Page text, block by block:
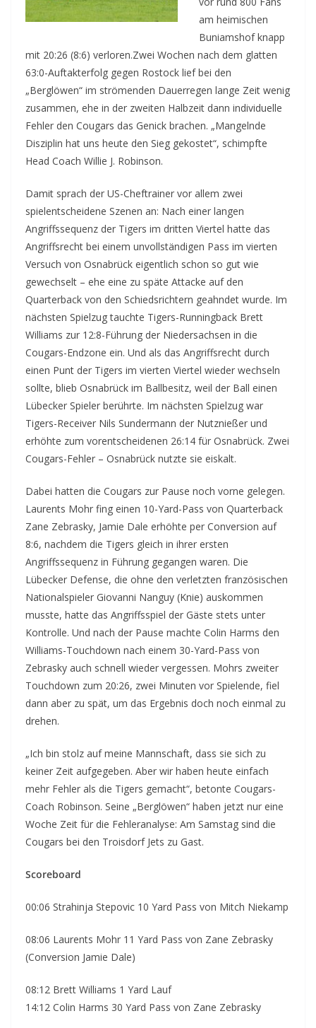
am heimischen
Buniamshof knapp
mit 20:26 (8:6) verloren.Zwei Wochen nach dem glatten
63:0-Auftakterfolg gegen Rostock lief bei den
„Berglöwen“ im strömenden Dauerregen lange Zeit wenig
zusammen, ehe in der zweiten Halbzeit dann individuelle
Fehler den Cougars das Genick brachen. „Mangelnde
Disziplin hat uns heute den Sieg gekostet“, schimpfte
Head Coach Willie J. Robinson.
Damit sprach der US-Cheftrainer vor allem zwei
spielentscheidene Szenen an: Nach einer langen
Angriffssequenz der Tigers im dritten Viertel hatte das
Angriffsrecht bei einem unvollständigen Pass im vierten
Versuch von Osnabrück eigentlich schon so gut wie
gewechselt – ehe eine zu späte Attacke auf den
Quarterback von den Schiedsrichtern geahndet wurde. Im
nächsten Spielzug tauchte Tigers-Runningback Brett
Williams zur 12:8-Führung der Niedersachsen in die
Cougars-Endzone ein. Und als das Angriffsrecht durch
einen Punt der Tigers im vierten Viertel wieder wechseln
sollte, blieb Osnabrück im Ballbesitz, weil der Ball einen
Lübecker Spieler berührte. Im nächsten Spielzug war
Tigers-Receiver Nils Sundermann der Nutznießer und
erhöhte zum vorentscheidenen 26:14 für Osnabrück. Zwei
Cougars-Fehler – Osnabrück nutzte sie eiskalt.
Dabei hatten die Cougars zur Pause noch vorne gelegen.
Laurents Mohr fing einen 10-Yard-Pass von Quarterback
Zane Zebrasky, Jamie Dale erhöhte per Conversion auf
8:6, nachdem die Tigers gleich in ihrer ersten
Angriffssequenz in Führung gegangen waren. Die
Lübecker Defense, die ohne den verletzten französischen
Nationalspieler Giovanni Nanguy (Knie) auskommen
musste, hatte das Angriffsspiel der Gäste stets unter
Kontrolle. Und nach der Pause machte Colin Harms den
Williams-Touchdown nach einem 30-Yard-Pass von
Zebrasky auch schnell wieder vergessen. Mohrs zweiter
Touchdown zum 20:26, zwei Minuten vor Spielende, fiel
dann aber zu spät, um das Ergebnis doch noch einmal zu
drehen.
„Ich bin stolz auf meine Mannschaft, dass sie sich zu
keiner Zeit aufgegeben. Aber wir haben heute einfach
mehr Fehler als die Tigers gemacht“, betonte Cougars-
Coach Robinson. Seine „Berglöwen“ haben jetzt nur eine
Woche Zeit für die Fehleranalyse: Am Samstag sind die
Cougars bei den Troisdorf Jets zu Gast.
Scoreboard
00:06 Strahinja Stepovic 10 Yard Pass von Mitch Niekamp
08:06 Laurents Mohr 11 Yard Pass von Zane Zebrasky
(Conversion Jamie Dale)
08:12 Brett Williams 1 Yard Lauf
14:12 Colin Harms 30 Yard Pass von Zane Zebrasky